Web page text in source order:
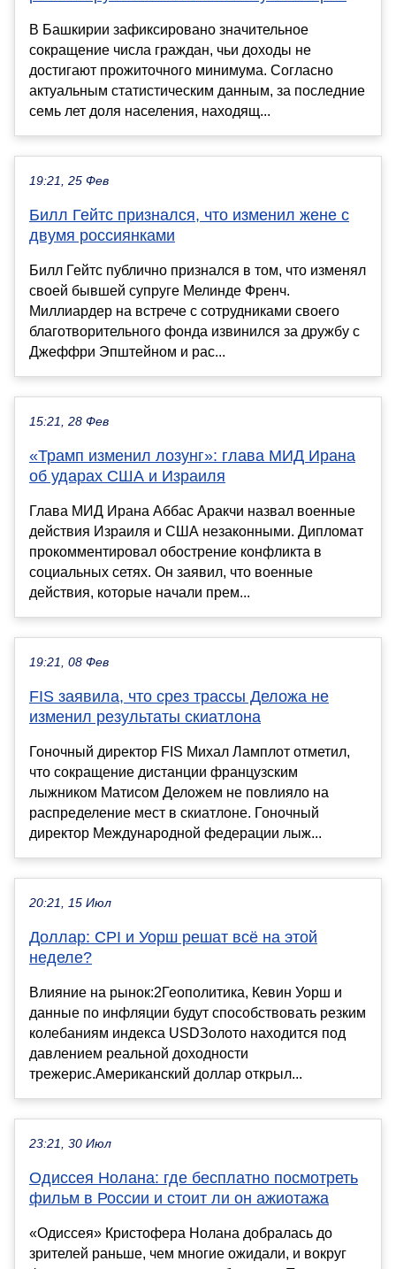
В Башкирии зафиксировано значительное
сокращение числа граждан, чьи доходы не
достигают прожиточного минимума. Согласно
актуальным статистическим данным, за последние
семь лет доля населения, находящ...
19:21, 25 Фев
Билл Гейтс признался, что изменил жене с
двумя россиянками
Билл Гейтс публично признался в том, что изменял
своей бывшей супруге Мелинде Френч.
Миллиардер на встрече с сотрудниками своего
благотворительного фонда извинился за дружбу с
Джеффри Эпштейном и рас...
15:21, 28 Фев
«Трамп изменил лозунг»: глава МИД Ирана
об ударах США и Израиля
Глава МИД Ирана Аббас Аракчи назвал военные
действия Израиля и США незаконными. Дипломат
прокомментировал обострение конфликта в
социальных сетях. Он заявил, что военные
действия, которые начали прем...
19:21, 08 Фев
FIS заявила, что срез трассы Деложа не
изменил результаты скиатлона
Гоночный директор FIS Михал Ламплот отметил,
что сокращение дистанции французским
лыжником Матисом Деложем не повлияло на
распределение мест в скиатлоне. Гоночный
директор Международной федерации лыж...
20:21, 15 Июл
Доллар: CPI и Уорш решат всё на этой
неделе?
Влияние на рынок:2Геополитика, Кевин Уорш и
данные по инфляции будут способствовать резким
колебаниям индекса USDЗолото находится под
давлением реальной доходности
трежерис.Американский доллар открыл...
23:21, 30 Июл
Одиссея Нолана: где бесплатно посмотреть
фильм в России и стоит ли он ажиотажа
«Одиссея» Кристофера Нолана добралась до
зрителей раньше, чем многие ожидали, и вокруг